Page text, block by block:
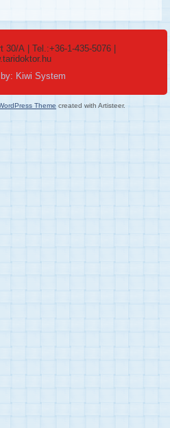
30/A | Tel.:+36-1-435-5076
Kiwi System
Theme created with Artisteer.